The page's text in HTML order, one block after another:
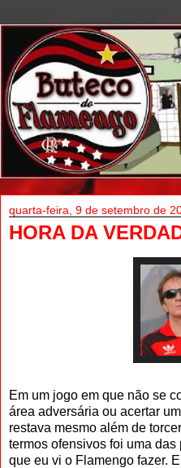
quarta-feira, 9 de setembro de
HORA DA
Em um jogo em que não se
área adversária ou acertar
restava mesmo além de
termos ofensivos foi uma
que eu vi o Flamengo fazer.